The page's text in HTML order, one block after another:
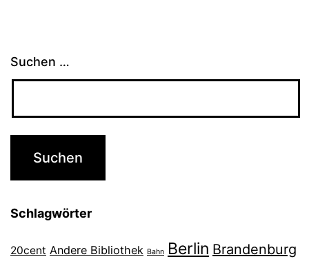
Suchen …
Schlagwörter
20cent Andere Bibliothek Bahn Berlin Brandenburg